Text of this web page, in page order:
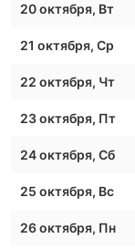
20 октября, Вт
21 октября, Ср
22 октября, Чт
23 октября, Пт
24 октября, Сб
25 октября, Вс
26 октября, Пн